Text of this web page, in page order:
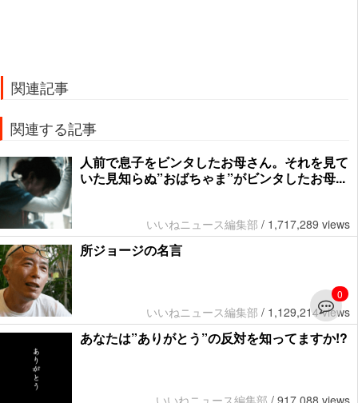
0
関連記事
関連する記事
人前で息子をビンタしたお母さん。それを見て
いた見知らぬ”おばちゃま”がビンタしたお母...
いいねニュース編集部 / 1,717,289 views
所ジョージの名言
いいねニュース編集部 / 1,129,214 views
あなたは”ありがとう”の反対を知ってますか!?